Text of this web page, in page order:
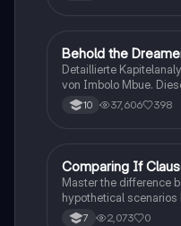
Englisch
Behold the
Detaillierte
von Imbolo Mbue.
behandelt zentrale
Traum,
Romans
10 37,606 398
CEnglisch
Comparing If
Master the difference
hypothetical
Clause type.
7 2,073 0